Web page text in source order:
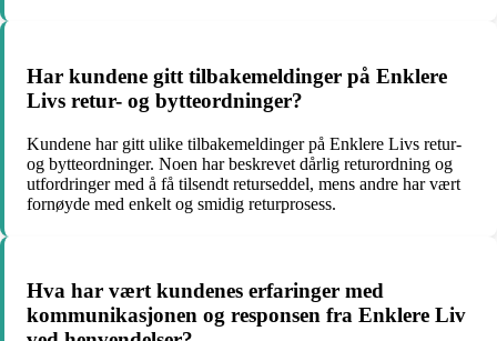
Har kundene gitt tilbakemeldinger på Enklere
Livs retur- og bytteordninger?
Kundene har gitt ulike tilbakemeldinger på Enklere Livs retur-
og bytteordninger. Noen har beskrevet dårlig returordning og
utfordringer med å få tilsendt returseddel, mens andre har vært
fornøyde med enkelt og smidig returprosess.
Hva har vært kundenes erfaringer med
kommunikasjonen og responsen fra Enklere Liv